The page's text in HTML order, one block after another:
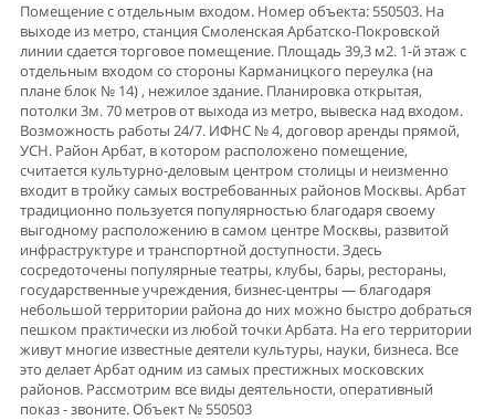
Помещение с отдельным входом. Номер объекта: 550503. На
выходе из метро, станция Смоленская Арбатско-Покровской
линии сдается торговое помещение. Площадь 39,3 м2. 1-й этаж с
отдельным входом со стороны Карманицкого переулка (на
плане блок № 14) , нежилое здание. Планировка открытая,
потолки 3м. 70 метров от выхода из метро, вывеска над входом.
Возможность работы 24/7. ИФНС № 4, договор аренды прямой,
УСН. Район Арбат, в котором расположено помещение,
считается культурно-деловым центром столицы и неизменно
входит в тройку самых востребованных районов Москвы. Арбат
традиционно пользуется популярностью благодаря своему
выгодному расположению в самом центре Москвы, развитой
инфраструктуре и транспортной доступности. Здесь
сосредоточены популярные театры, клубы, бары, рестораны,
государственные учреждения, бизнес-центры — благодаря
небольшой территории района до них можно быстро добраться
пешком практически из любой точки Арбата. На его территории
живут многие известные деятели культуры, науки, бизнеса. Все
это делает Арбат одним из самых престижных московских
районов. Рассмотрим все виды деятельности, оперативный
показ - звоните. Объект № 550503